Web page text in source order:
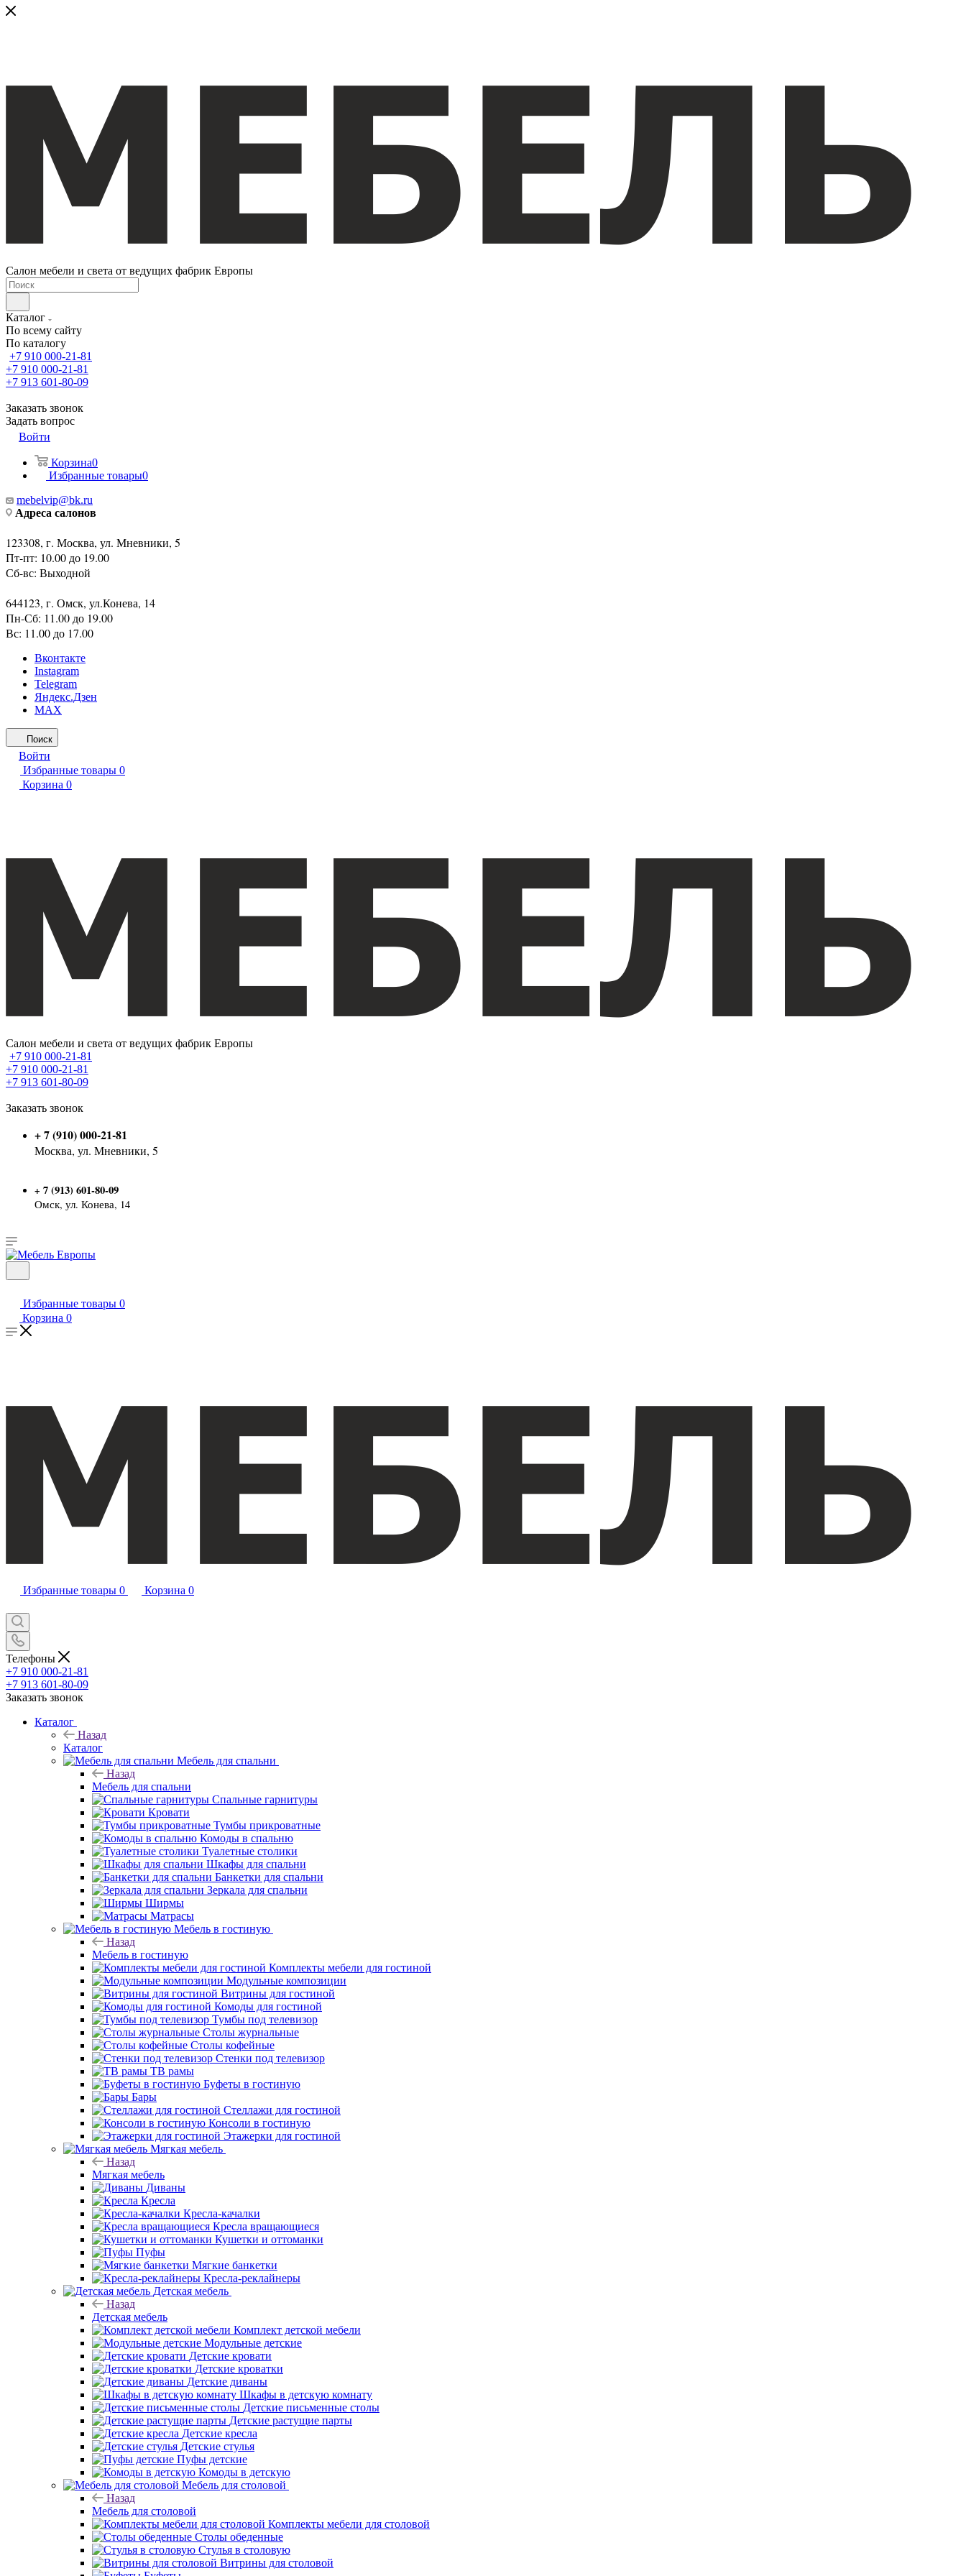
Салон мебели и света от ведущих фабрик Европы
Каталог
По всему сайту
По каталогу
+7 910 000-21-81
+7 910 000-21-81
+7 913 601-80-09
Заказать звонок
Задать вопрос
Войти
Корзина0
Избранные товары0
mebelvip@bk.ru
Адреса салонов
123308, г. Москва, ул. Мневники, 5
Пт-пт: 10.00 до 19.00
Сб-вс: Выходной
644123, г. Омск, ул.Конева, 14
Пн-Сб: 11.00 до 19.00
Вс: 11.00 до 17.00
Вконтакте
Instagram
Telegram
Яндекс.Дзен
MAX
Поиск
Войти
Избранные товары 0
Корзина 0
Салон мебели и света от ведущих фабрик Европы
+7 910 000-21-81
+7 910 000-21-81
+7 913 601-80-09
Заказать звонок
+ 7 (910) 000-21-81
Москва, ул. Мневники, 5
+ 7 (913) 601-80-09
Омск, ул. Конева, 14
Избранные товары 0
Корзина 0
Избранные товары 0 Корзина 0
Телефоны
+7 910 000-21-81
+7 913 601-80-09
Заказать звонок
Каталог
Назад
Каталог
Мебель для спальни
Назад
Мебель для спальни
Спальные гарнитуры
Кровати
Тумбы прикроватные
Комоды в спальню
Туалетные столики
Шкафы для спальни
Банкетки для спальни
Зеркала для спальни
Ширмы
Матрасы
Мебель в гостиную
Назад
Мебель в гостиную
Комплекты мебели для гостиной
Модульные композиции
Витрины для гостиной
Комоды для гостиной
Тумбы под телевизор
Столы журнальные
Столы кофейные
Стенки под телевизор
ТВ рамы
Буфеты в гостиную
Бары
Стеллажи для гостиной
Консоли в гостиную
Этажерки для гостиной
Мягкая мебель
Назад
Мягкая мебель
Диваны
Кресла
Кресла-качалки
Кресла вращающиеся
Кушетки и оттоманки
Пуфы
Мягкие банкетки
Кресла-реклайнеры
Детская мебель
Назад
Детская мебель
Комплект детской мебели
Модульные детские
Детские кровати
Детские кроватки
Детские диваны
Шкафы в детскую комнату
Детские письменные столы
Детские растущие парты
Детские кресла
Детские стулья
Пуфы детские
Комоды в детскую
Мебель для столовой
Назад
Мебель для столовой
Комплекты мебели для столовой
Столы обеденные
Стулья в столовую
Витрины для столовой